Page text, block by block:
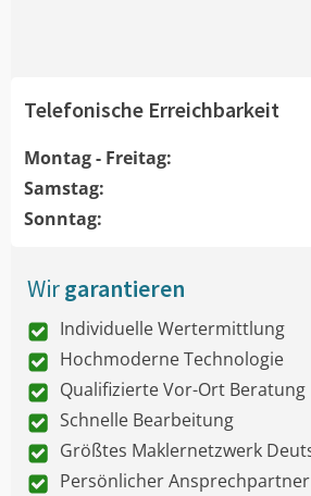
Telefonische Erreichbarkeit
Montag - Freitag:
Samstag:
Sonntag:
Wirgarantieren
Individuelle Wertermittlung
Hochmoderne Technologie
Qualifizierte Vor-Ort Beratung
Schnelle Bearbeitung
Größtes Maklernetzwerk
Persönlicher Ansprechpartner